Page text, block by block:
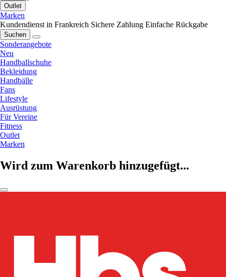
Outlet
Marken
Kundendienst in Frankreich Sichere Zahlung Einfache Rückgabe
Suchen
Sonderangebote
Neu
Handballschuhe
Bekleidung
Handbälle
Fans
Lifestyle
Ausrüstung
Für Vereine
Fitness
Outlet
Marken
Wird zum Warenkorb hinzugefügt...